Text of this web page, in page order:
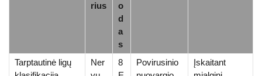
rius
o
d
a
s
Tarptautinė ligų
Ner
8
Povirusinio
Įskaitant